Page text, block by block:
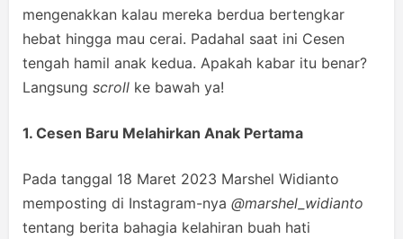
mengenakkan kalau mereka berdua bertengkar
hebat hingga mau cerai. Padahal saat ini Cesen
tengah hamil anak kedua. Apakah kabar itu benar?
Langsung scroll ke bawah ya!
1. Cesen Baru Melahirkan Anak Pertama
Pada tanggal 18 Maret 2023 Marshel Widianto
memposting di Instagram-nya @marshel_widianto
tentang berita bahagia kelahiran buah hati